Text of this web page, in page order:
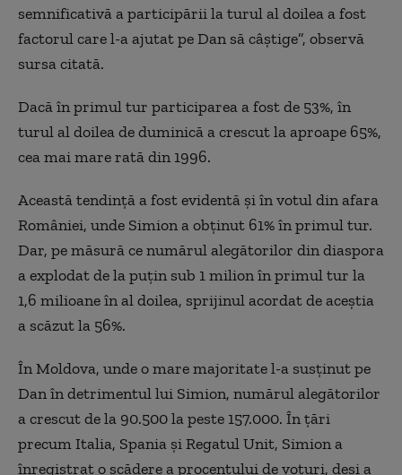
semnificativă a participării la turul al doilea a fost
factorul care l-a ajutat pe Dan să câștige”, observă
sursa citată.
Dacă în primul tur participarea a fost de 53%, în
turul al doilea de duminică a crescut la aproape 65%,
cea mai mare rată din 1996.
Această tendință a fost evidentă și în votul din afara
României, unde Simion a obținut 61% în primul tur.
Dar, pe măsură ce numărul alegătorilor din diaspora
a explodat de la puțin sub 1 milion în primul tur la
1,6 milioane în al doilea, sprijinul acordat de aceștia
a scăzut la 56%.
În Moldova, unde o mare majoritate l-a susținut pe
Dan în detrimentul lui Simion, numărul alegătorilor
a crescut de la 90.500 la peste 157.000. În țări
precum Italia, Spania și Regatul Unit, Simion a
înregistrat o scădere a procentului de voturi, deși a